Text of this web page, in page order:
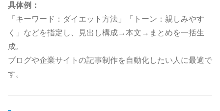
具体例：
「キーワード：ダイエット方法」「トーン：親しみやす
く」などを指定し、見出し構成→本文→まとめを一括生
成。
ブログや企業サイトの記事制作を自動化したい人に最適で
す。